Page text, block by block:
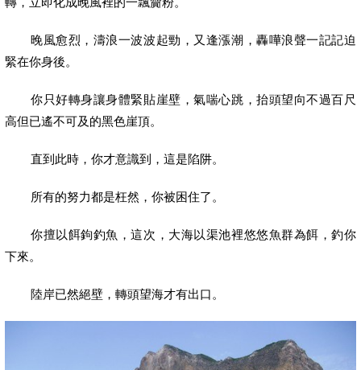
晚風愈烈，濤浪一波波起勁，又逢漲潮，轟嘩浪聲一記記迫
緊在你身後。
你只好轉身讓身體緊貼崖壁，氣喘心跳，抬頭望向不過百尺
高但已遙不可及的黑色崖頂。
直到此時，你才意識到，這是陷阱。
所有的努力都是枉然，你被困住了。
你擅以餌鉤釣魚，這次，大海以渠池裡悠悠魚群為餌，釣你
下來。
陸岸已然絕壁，轉頭望海才有出口。